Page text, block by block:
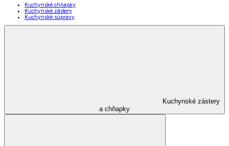
Kuchynské chňapky
Kuchynské zástery
Kuchynské súpravy
Kuchynské zástery
a chňapky